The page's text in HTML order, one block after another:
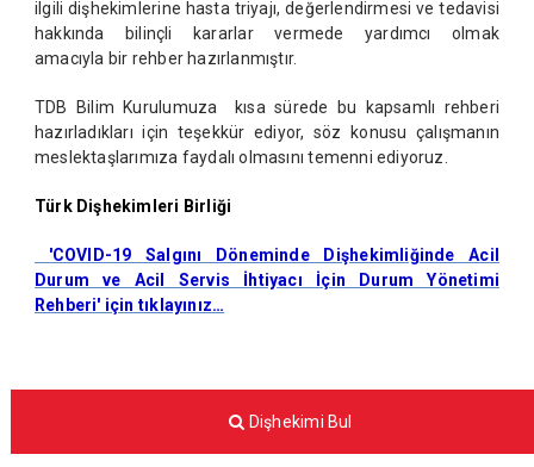
ilgili dişhekimlerine hasta triyajı, değerlendirmesi ve tedavisi
hakkında bilinçli kararlar vermede yardımcı olmak
amacıyla bir rehber hazırlanmıştır.
TDB Bilim Kurulumuza kısa sürede bu kapsamlı rehberi
hazırladıkları için teşekkür ediyor, söz konusu çalışmanın
meslektaşlarımıza faydalı olmasını temenni ediyoruz.
Türk Dişhekimleri Birliği
'COVID-19 Salgını Döneminde Dişhekimliğinde Acil
Durum ve Acil Servis İhtiyacı İçin Durum Yönetimi
Rehberi' için tıklayınız…
Dişhekimi Bul